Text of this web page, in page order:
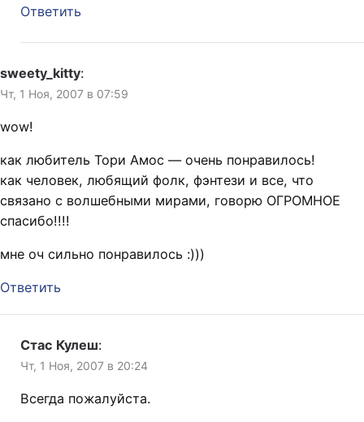
Ответить
sweety_kitty:
Чт, 1 Ноя, 2007 в 07:59
wow!
как любитель Тори Амос — очень понравилось!
как человек, любящий фолк, фэнтези и все, что
связано с волшебными мирами, говорю ОГРОМНОЕ
спасибо!!!!
мне оч сильно понравилось :)))
Ответить
Стас Кулеш:
Чт, 1 Ноя, 2007 в 20:24
Всегда пожалуйста.